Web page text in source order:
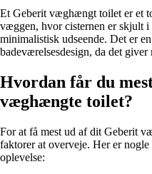
Et Geberit væghængt toilet er et
væggen, hvor cisternen er skjult
minimalistisk udseende. Det er
badeværelsesdesign, da det giver
Hvordan får du
væghængte toilet?
For at få mest ud af dit Geberit
faktorer at overveje. Her er
oplevelse: